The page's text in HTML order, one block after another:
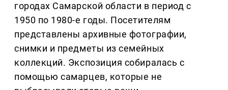
городах Самарской области в период с
1950 по 1980-е годы. Посетителям
представлены архивные фотографии,
снимки и предметы из семейных
коллекций. Экспозиция собиралась с
помощью самарцев, которые не